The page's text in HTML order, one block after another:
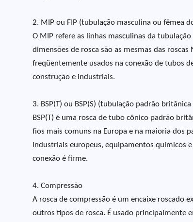
2. MIP ou FIP (tubulação masculina ou fêmea
O MIP refere as linhas masculinas da
dimensões de rosca são as mesmas das roscas
freqüentemente usados na conexão de tubos
construção e industriais.
3. BSP(T) ou BSP(S) (tubulação padrão
BSP(T) é uma rosca de tubo cônico padrão
fios mais comuns na Europa e na maioria dos
industriais europeus, equipamentos químicos
conexão é firme.
4. Compressão
A rosca de compressão é um encaixe roscado
outros tipos de rosca. É usado principalmente